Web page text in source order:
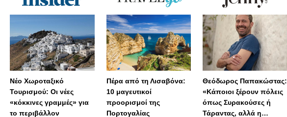
Νέο Χωροταξικό
Τουρισμού: Οι νέες
«κόκκινες γραμμές» για
το περιβάλλον
Πέρα από τη Λισαβόνα:
10 μαγευτικοί
προορισμοί της
Πορτογαλίας
Θεόδωρος Παπακώστας:
«Κάποιοι ξέρουν πόλεις
όπως Συρακούσες ή
Τάραντας, αλλά η